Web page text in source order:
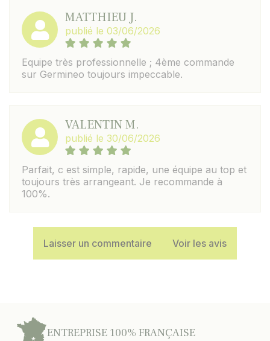
MATTHIEU J.
publié le 03/06/2026
Equipe très professionnelle ; 4ème commande
sur Germineo toujours impeccable.
VALENTIN M.
publié le 30/06/2026
Parfait, c est simple, rapide, une équipe au top et
toujours très arrangeant. Je recommande à
100%.
Laisser un commentaire Voir les avis
ENTREPRISE 100% FRANÇAISE